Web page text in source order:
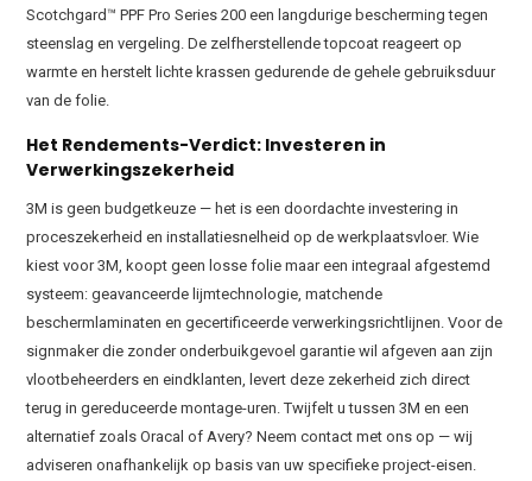
Scotchgard™ PPF Pro Series 200 een langdurige bescherming tegen
steenslag en vergeling. De zelfherstellende topcoat reageert op
warmte en herstelt lichte krassen gedurende de gehele gebruiksduur
van de folie.
Het Rendements-Verdict: Investeren in
Verwerkingszekerheid
3M is geen budgetkeuze — het is een doordachte investering in
proceszekerheid en installatiesnelheid op de werkplaatsvloer. Wie
kiest voor 3M, koopt geen losse folie maar een integraal afgestemd
systeem: geavanceerde lijmtechnologie, matchende
beschermlaminaten en gecertificeerde verwerkingsrichtlijnen. Voor de
signmaker die zonder onderbuikgevoel garantie wil afgeven aan zijn
vlootbeheerders en eindklanten, levert deze zekerheid zich direct
terug in gereduceerde montage-uren. Twijfelt u tussen 3M en een
alternatief zoals Oracal of Avery? Neem contact met ons op — wij
adviseren onafhankelijk op basis van uw specifieke project-eisen.